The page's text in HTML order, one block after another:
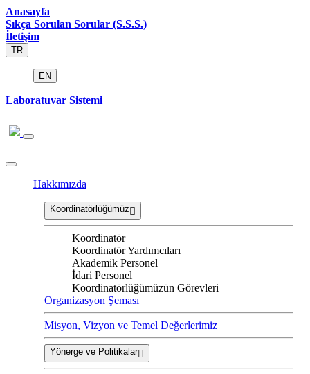
Anasayfa
Sıkça Sorulan Sorular (S.S.S.)
İletişim
TR
EN
Laboratuvar Sistemi
Hakkımızda
Koordinatörlüğümüz
Koordinatör
Koordinatör Yardımcıları
Akademik Personel
İdari Personel
Koordinatörlüğümüzün Görevleri
Organizasyon Şeması
Misyon, Vizyon ve Temel Değerlerimiz
Yönerge ve Politikalar